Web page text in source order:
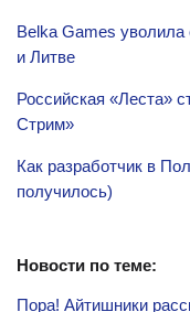
Belka Games уволила
и Литве
Российская «Леста»
Стрим»
Как разработчик в
получилось)
Новости по теме:
Пора! Айтишники